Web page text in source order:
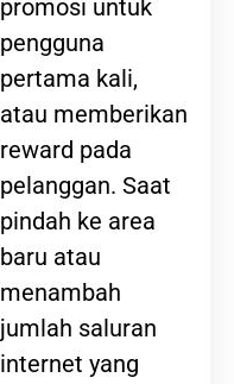
promosi untuk
pengguna
pertama kali,
atau memberikan
reward pada
pelanggan. Saat
pindah ke area
baru atau
menambah
jumlah saluran
internet yang